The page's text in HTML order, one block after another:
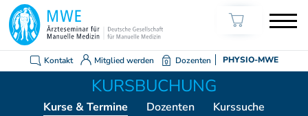
Kontakt Mitglied werden Dozenten PHYSIO-MWE
Kurse & Termine Dozenten
Kurssuche